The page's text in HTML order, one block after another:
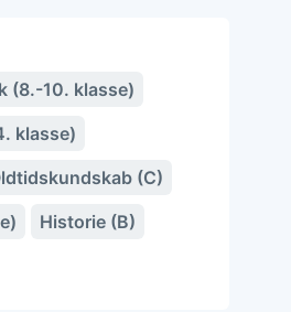
(8.-10. klasse)
klasse)
(C)
Historie (B)